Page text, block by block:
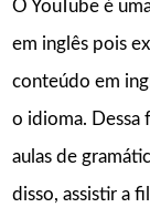
O YouTube é
em inglês pois
conteúdo em
o idioma. Dessa
aulas de
disso, assistir a